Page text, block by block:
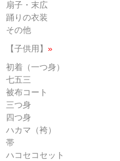
扇子・末広
踊りの衣装
その他
【子供用】 »
初着（一つ身）
七五三
被布コート
三つ身
四つ身
ハカマ（袴）
帯
ハコセコセット